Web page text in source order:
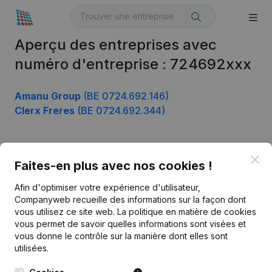
Aperçu des entreprises avec
numéro d'entreprise : 724692xxx
Amanu Group (BE 0724.692.146)
Clerx Freres (BE 0724.692.344)
Faites-en plus avec nos cookies !
Afin d'optimiser votre expérience d'utilisateur,
Companyweb recueille des informations sur la façon dont
vous utilisez ce site web. La politique en matière de cookies
vous permet de savoir quelles informations sont visées et
vous donne le contrôle sur la manière dont elles sont
utilisées.
Français
Kantorenpark Everest
248D,
Monitoring
Recherche internationale